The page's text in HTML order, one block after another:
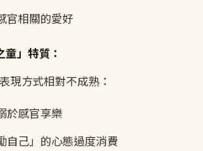
官相關的愛好
」特質：
現方式相對不成熟：
於感官享樂
自己」的心態過度消費